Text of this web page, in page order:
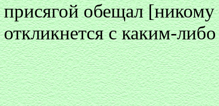
присягой обещал
откликнется с каким-